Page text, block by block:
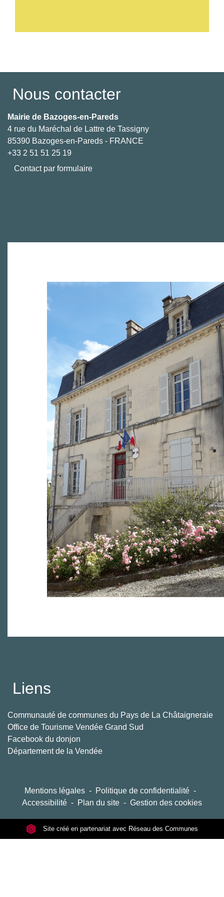
Nous contacter
Mairie de Bazoges-en-Pareds
4 rue du Maréchal de Lattre de Tassigny
85390 Bazoges-en-Pareds - FRANCE
+33 2 51 51 25 19
Contact par formulaire
Liens
Communauté de communes du Pays de La Châtaigneraie
Office de Tourisme Vendée Grand Sud
Facebook du donjon
Département de la Vendée
Mentions légales - Politique de confidentialité -
Accessibilité - Plan du site - Gestion des cookies
Site créé en partenariat avec Réseau des Communes